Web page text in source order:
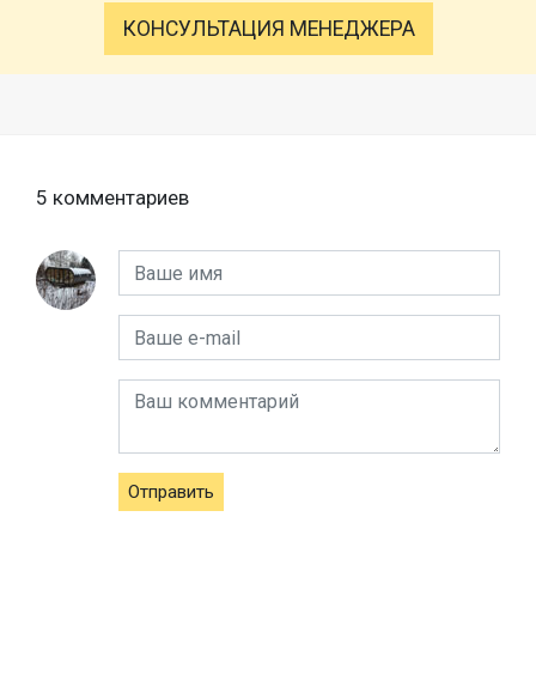
КОНСУЛЬТАЦИЯ МЕНЕДЖЕРА
5 комментариев
Отправить